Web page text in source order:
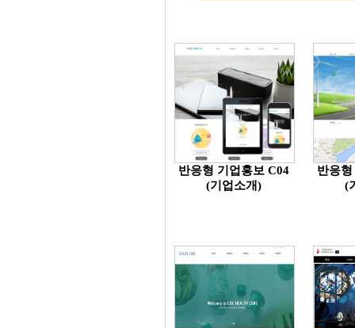
반응형 기업홍보 C04
(기업소개)
반응
(